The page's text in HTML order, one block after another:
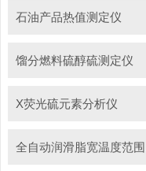
石油产品热值测定仪
馏分燃料硫醇硫测定仪
X荧光硫元素分析仪